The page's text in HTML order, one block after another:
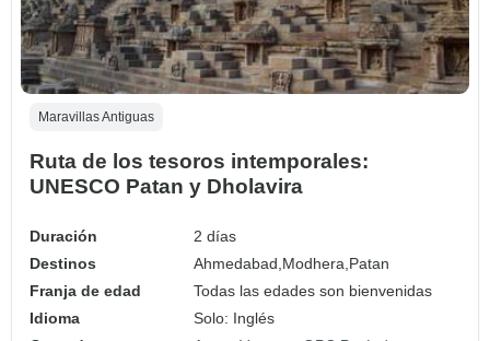
Maravillas Antiguas
Ruta de los tesoros intemporales:
UNESCO Patan y Dholavira
Duración
2 días
Destinos
Ahmedabad, Modhera, Patan
Franja de edad
Todas las edades son bienvenidas
Idioma
Solo: Inglés